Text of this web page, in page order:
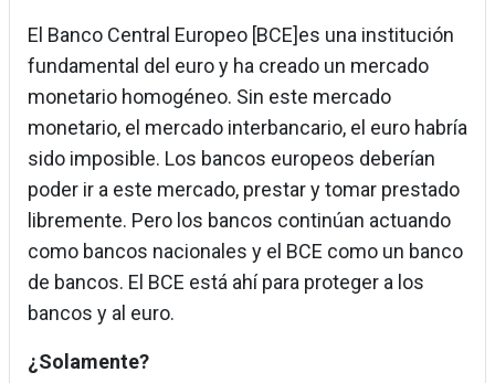
El Banco Central Europeo [BCE]es una institución
fundamental del euro y ha creado un mercado
monetario homogéneo. Sin este mercado
monetario, el mercado interbancario, el euro habría
sido imposible. Los bancos europeos deberían
poder ir a este mercado, prestar y tomar prestado
libremente. Pero los bancos continúan actuando
como bancos nacionales y el BCE como un banco
de bancos. El BCE está ahí para proteger a los
bancos y al euro.
¿Solamente?